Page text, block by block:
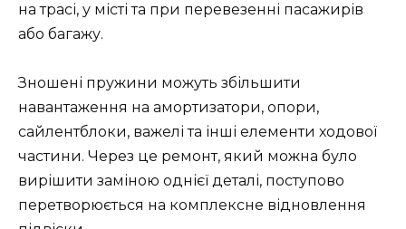
на трасі, у місті та при перевезенні пасажирів
або багажу.
Зношені пружини можуть збільшити
навантаження на амортизатори, опори,
сайлентблоки, важелі та інші елементи ходової
частини. Через це ремонт, який можна було
вирішити заміною однієї деталі, поступово
перетворюється на комплексне відновлення